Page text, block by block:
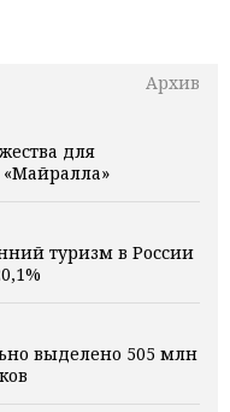
Архив
для
«Майралла»
туризм в России
выделено 505 млн